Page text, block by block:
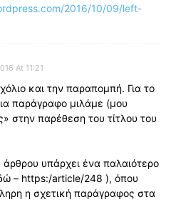
2016/10/09/left-
At 11:21
και την παραπομπή. Για το
παράγραφο μιλάμε (μου
στην παρέθεση του τίτλου του
υπάρχει ένα παλαιότερο
– https:/article/248 ), όπου
η σχετική παράγραφος στα